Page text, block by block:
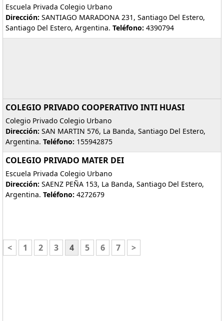
Escuela Privada Colegio Urbano
Dirección: SANTIAGO MARADONA 231, Santiago Del Estero,
Santiago Del Estero, Argentina. Teléfono: 4390794
COLEGIO PRIVADO COOPERATIVO INTI HUASI
Colegio Privado Colegio Urbano
Dirección: SAN MARTIN 576, La Banda, Santiago Del Estero,
Argentina. Teléfono: 155942875
COLEGIO PRIVADO MATER DEI
Escuela Privada Colegio Urbano
Dirección: SAENZ PEÑA 153, La Banda, Santiago Del Estero,
Argentina. Teléfono: 4272679
< 1 2 3 4 5 6 7 >